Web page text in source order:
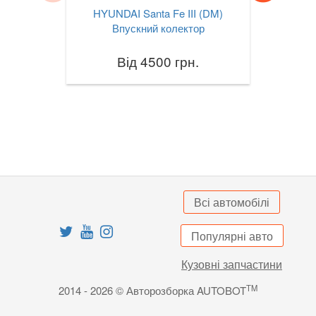
HYUNDAI Santa Fe III (DM)
Впускний колектор
Від 4500 грн.
Всі автомобілі
Популярні авто
Кузовні запчастини
2014 - 2026 © Авторозборка AUTOBOTTM